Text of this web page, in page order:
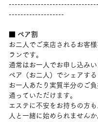
-------------------
■ ペア割
お二人でご来店されるお客
ランです。
通常はお一人でお申し込み
ペア（お二人）でシェアする
お一人あたり実質半分のご
通っていただけます。
エステに不安をお持ちの方
人と一緒に始められませんか